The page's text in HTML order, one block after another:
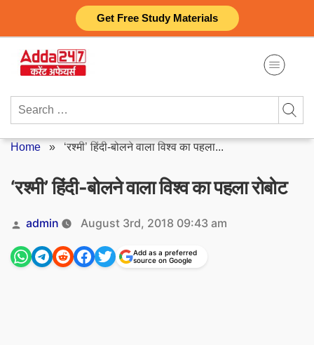
Get Free Study Materials
content
Search
Home » ‘रश्मी’ हिंदी-बोलने वाला विश्व का पहला...
‘रश्मी’ हिंदी-बोलने वाला विश्व का पहला रोबोट
Posted
by
admin August 3rd, 2018 09:43 am
Add as a preferred
source on Google